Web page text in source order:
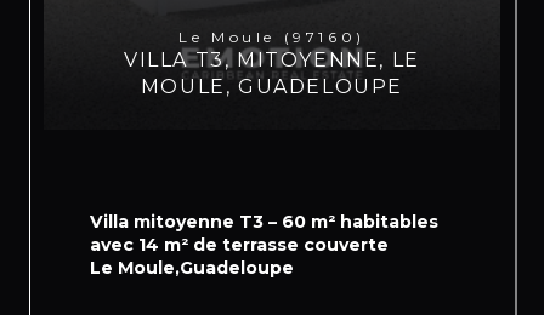
Le Moule (97160)
VILLA T3, MITOYENNE, LE
MOULE, GUADELOUPE
Villa mitoyenne T3 – 60 m² habitables
avec 14 m² de terrasse couverte
Le Moule,Guadeloupe